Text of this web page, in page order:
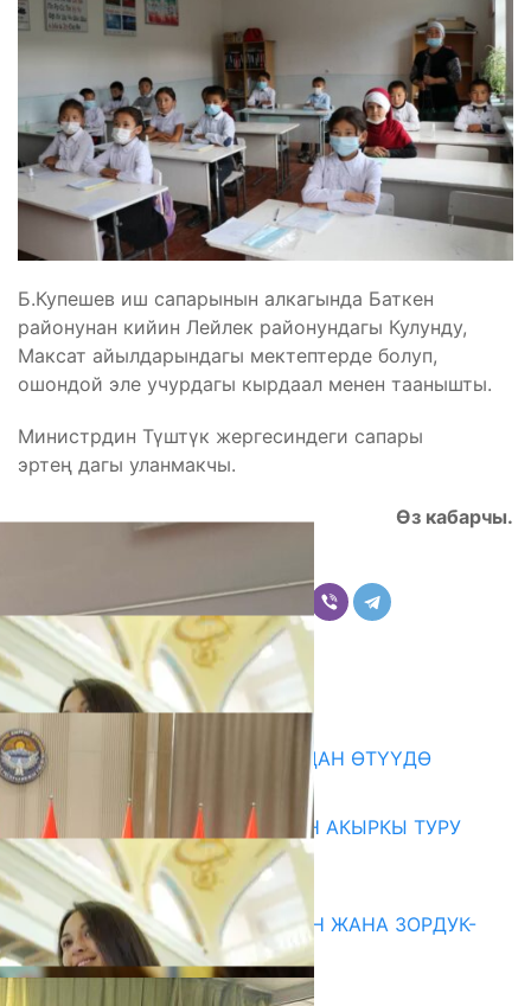
Б.Купешев иш сапарынын алкагында Баткен
районунан кийин Лейлек районундагы Кулунду,
Максат айылдарындагы мектептерде болуп,
ошондой эле учурдагы кырдаал менен таанышты.
Министрдин Түштүк жергесиндеги сапары
эртең дагы уланмакчы.
Өз кабарчы.
Комментарийлер
Акыркы жаңылыктар
199 ТРЕНЕР МУГАЛИМ ОКУУДАН ӨТҮҮДӨ
10.08.2026
ЖОЖДОРГО КАБЫЛ АЛУУНУН АКЫРКЫ ТУРУ
СТАРТ АЛДЫ
10.08.2026
ГЕНДЕРДИК БАСМЫРЛООДОН ЖАНА ЗОРДУК-
ЗОМБУЛУКТАН КОРГОО
07.08.2026